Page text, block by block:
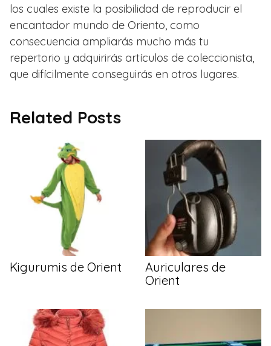
los cuales existe la posibilidad de reproducir el
encantador mundo de Oriento, como
consecuencia ampliarás mucho más tu
repertorio y adquirirás artículos de coleccionista,
que difícilmente conseguirás en otros lugares.
Related Posts
Kigurumis de Orient
Auriculares de
Orient